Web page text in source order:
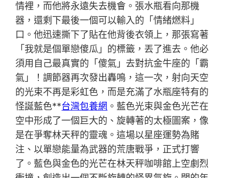
情裡，而他將永遠失去機會。張水瓶看向那機
器，還剩下最後一個可以輸入的「情緒燃料」
口。他迅速撕下了貼在他背後衣領上，那張寫著
「我就是個單戀傻瓜」的標籤，丟了進去。他必
須用自己最真實的「傻氣」去對抗金牛座的「霸
氣」！調節器再次發出轟鳴，這一次，射向天空
的光束不再是彩虹色，而是充滿了水瓶座特有的
怪誕藍色**台灣包養網 。藍色光束與金色光芒在
空中形成了一個巨大的、旋轉著的太極圖案，像
是在爭奪林天秤的靈魂。這場以星座運勢為賭
注、以單戀能量為武器的荒唐戰爭，正式打響
了。藍色與金色的光芒在林天秤咖啡館上空劇烈